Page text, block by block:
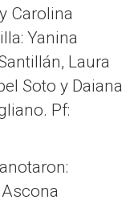
Carolina
Yanina
Laura
Soto y Daiana
Pf: